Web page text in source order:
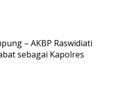
– AKBP Raswidiati
sebagai Kapolres